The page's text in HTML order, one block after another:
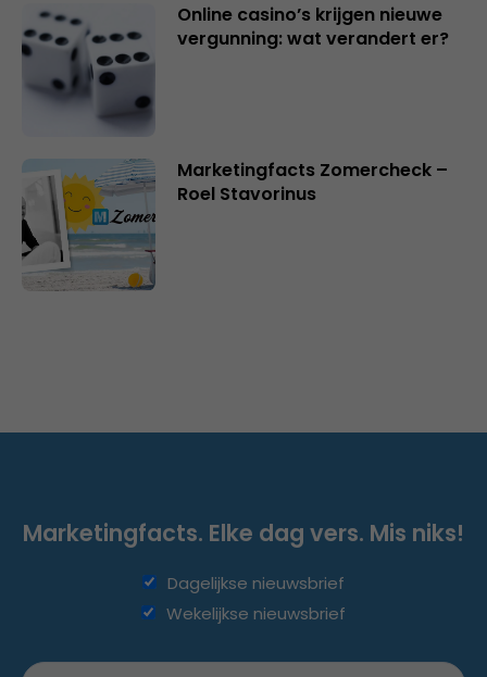
Online casino’s krijgen nieuwe
vergunning: wat verandert er?
Marketingfacts Zomercheck –
Roel Stavorinus
Marketingfacts. Elke dag vers. Mis niks!
Dagelijkse nieuwsbrief
Wekelijkse nieuwsbrief